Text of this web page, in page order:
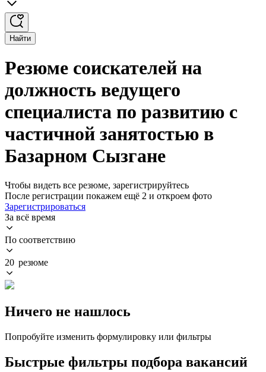
Найти
Резюме соискателей на
должность ведущего
специалиста по развитию с
частичной занятостью в
Базарном Сызгане
Чтобы видеть все резюме, зарегистрируйтесь
После регистрации покажем ещё 2 и откроем фото
Зарегистрироваться
За всё время
По соответствию
20 резюме
Ничего не нашлось
Попробуйте изменить формулировку или фильтры
Быстрые фильтры подбора вакансий